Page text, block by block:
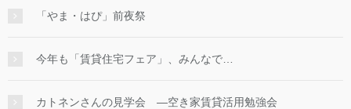
「やま・はぴ」前夜祭
今年も「賃貸住宅フェア」、みんなで…
カトネンさんの見学会 ―空き家賃貸活用勉強会